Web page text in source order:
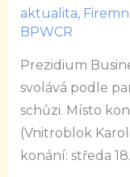
aktualita,
BPWCR
Prezidium
svolává podle
schůzi. Místo
(Vnitroblok
konání: středa